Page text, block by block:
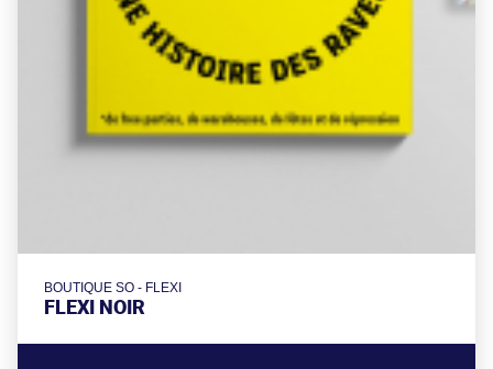
BOUTIQUE SO - FLEXI
FLEXI NOIR